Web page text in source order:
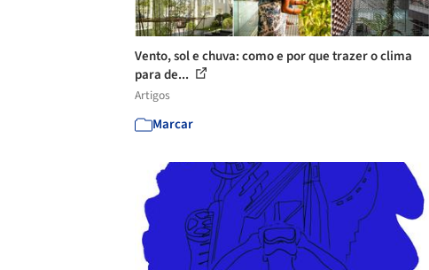
Vento, sol e chuva: como e por que trazer o clima
para de...
Artigos
Marcar